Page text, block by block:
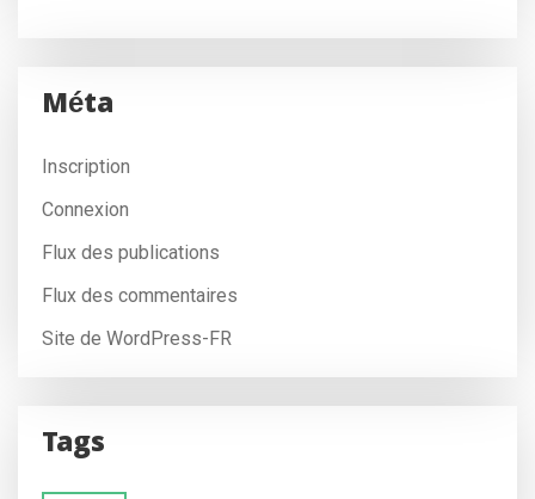
Méta
Inscription
Connexion
Flux des publications
Flux des commentaires
Site de WordPress-FR
Tags